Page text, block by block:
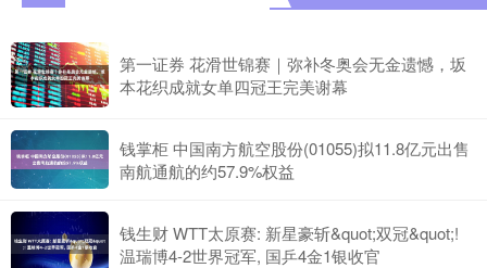
第一证券 花滑世锦赛｜弥补冬奥会无金遗憾，坂
本花织成就女单四冠王完美谢幕
钱掌柜 中国南方航空股份(01055)拟11.8亿元出售
南航通航的约57.9%权益
钱生财 WTT太原赛: 新星豪斩&quot;双冠&quot;!
温瑞博4-2世界冠军, 国乒4金1银收官